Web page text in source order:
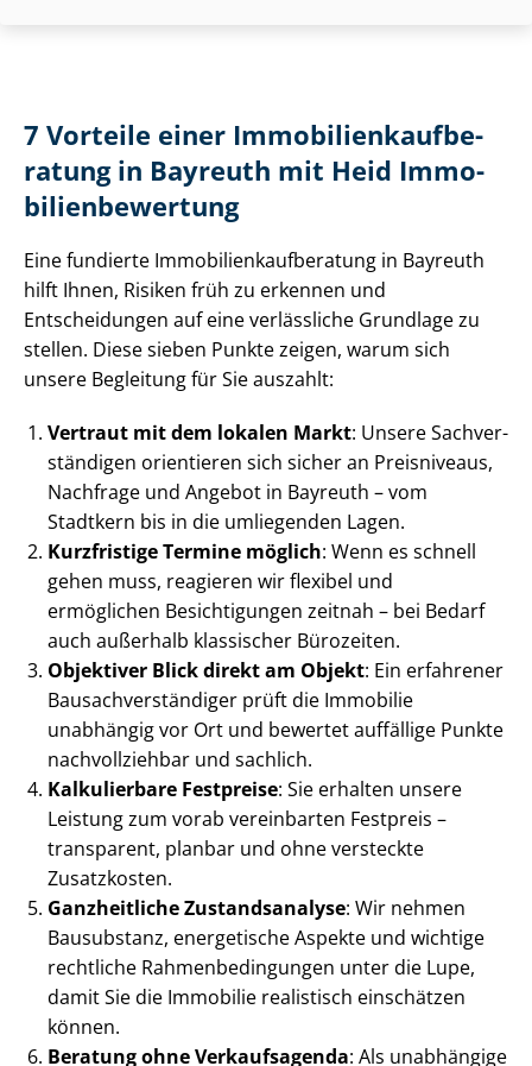
7 Vorteile einer Im­mo­bi­li­en­kauf­be­
ra­tung in Bayreuth mit Heid Im­mo­
bi­li­en­be­wer­tung
Eine fundierte Im­mo­bi­li­en­kauf­be­ra­tung in Bayreuth
hilft Ihnen, Risiken früh zu erkennen und
Entscheidungen auf eine verlässliche Grundlage zu
stellen. Diese sieben Punkte zeigen, warum sich
unsere Begleitung für Sie auszahlt:
Vertraut mit dem lokalen Markt: Unsere Sach­ver­
stän­di­gen orientieren sich sicher an Preisniveaus,
Nachfrage und Angebot in Bayreuth – vom
Stadtkern bis in die umliegenden Lagen.
Kurzfristige Termine möglich: Wenn es schnell
gehen muss, reagieren wir flexibel und
ermöglichen Besichtigungen zeitnah – bei Bedarf
auch außerhalb klassischer Bürozeiten.
Objektiver Blick direkt am Objekt: Ein erfahrener
Bau­sach­ver­stän­di­ger prüft die Immobilie
unabhängig vor Ort und bewertet auffällige Punkte
nachvollziehbar und sachlich.
Kalkulierbare Festpreise: Sie erhalten unsere
Leistung zum vorab vereinbarten Festpreis –
transparent, planbar und ohne versteckte
Zusatzkosten.
Ganzheitliche Zustandsanalyse: Wir nehmen
Bausubstanz, energetische Aspekte und wichtige
rechtliche Rah­men­be­din­gun­gen unter die Lupe,
damit Sie die Immobilie realistisch einschätzen
können.
Beratung ohne Verkaufsagenda: Als unabhängige